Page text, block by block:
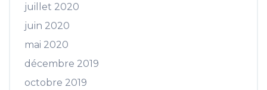
juillet 2020
juin 2020
mai 2020
décembre 2019
octobre 2019